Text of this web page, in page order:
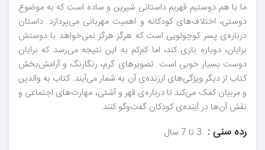
ما با هم دوستیم قهریم داستانی شیرین و ساده است که به موضوع
دوستی، اختلاف‌های کودکانه و اهمیت مهربانی می‌پردازد. داستان
درباره‌ی پسر کوچولویی است که هرگز هرگز نمی‌خواهد با دوستش
برایان، دوباره بازی کند، اما کم‌کم به این نتیجه می‌رسد که برایان
دوست بسیار خوبی است. تصویرهای گرم، رنگارنگ و آرامش‌بخش
کتاب از دیگر ویژگی‌های ارزنده‌ی آن به شمار می‌آیند. کتاب به والدین
و مربیان کمک می‌کند تا درباره‌ی قهر و آشتی، مهارت‌های اجتماعی و
نقش آن‌ها در آینده‌ی کودکان گفت‌وگو کنند.
رده سنی : 3 تا 7 سال